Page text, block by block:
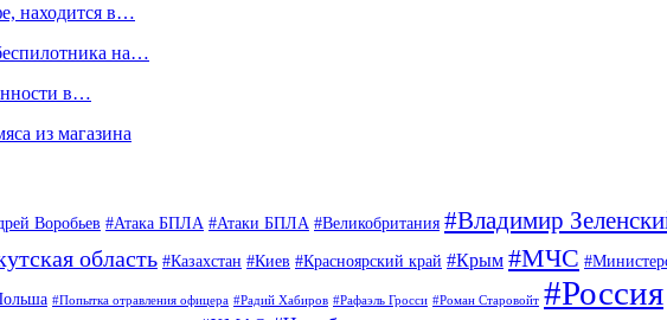
находится в…
на…
в…
из магазина
Воробьев #Атака БПЛА #Атаки БПЛА #Великобритания #Владимир
область #Казахстан #Киев #Красноярский край #Крым #МЧС
#Попытка отравления офицера #Радий Хабиров #Рафаэль Гросси #Роман Старовойт #Россия